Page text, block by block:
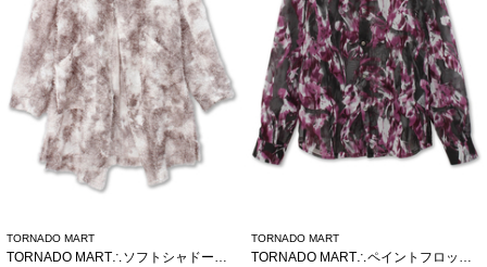
TORNADO MART
TORNADO MART∴ソフトシャドーカットJQロングカーデ
TORNADO MART
TORNADO MART∴ペイントフロッキーオーガンジーシャツ